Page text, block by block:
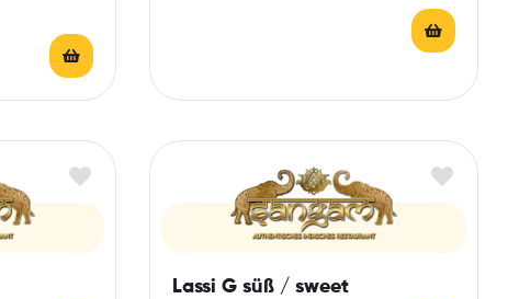
Lassi G süß / sweet